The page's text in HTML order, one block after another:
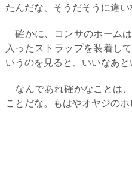
たんだな、そうだそうに違い
確かに、コンサのホーム
入ったストラップを装着し
いうのを見ると、いいなあと
なんであれ確かなことは
ことだな。もはやオヤジの